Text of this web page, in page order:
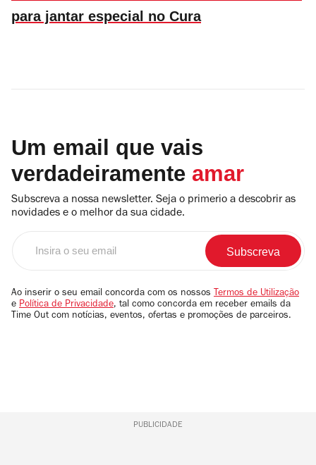
para jantar especial no Cura
Um email que vais
verdadeiramente amar
Subscreva a nossa newsletter. Seja o primerio a descobrir as
novidades e o melhor da sua cidade.
email
Ao inserir o seu email concorda com os nossos Termos de Utilização
e Política de Privacidade, tal como concorda em receber emails da
Time Out com notícias, eventos, ofertas e promoções de parceiros.
PUBLICIDADE